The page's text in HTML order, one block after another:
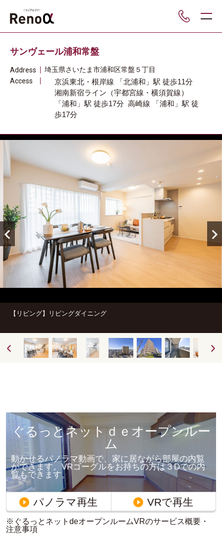
サンヴェール浦和常盤
Address 埼玉県さいたま市浦和区常盤５丁目
Access
京浜東北・根岸線 「北浦和」駅 徒歩11分
湘南新宿ライン（宇都宮線・横須賀線）
「浦和」駅 徒歩17分 高崎線 「浦和」駅 徒
歩17分
【リビング】リビングダイニング
ぐるっとネットｄｅオープンルー
ム
動かせるパノラマ動画で、家に居ながら部屋の内覧
ができます。VRゴーグルをお持ちの方は３Dでの内
覧もできます。
パノラマ再生 VRで再生
※ぐるっとネットdeオープンルームVRのサービス概要・
注意事項